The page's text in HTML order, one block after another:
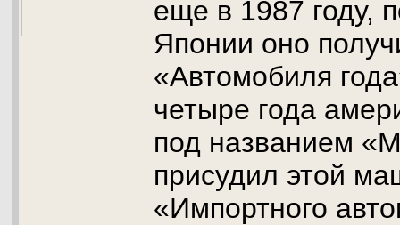
еще в 1987 году,
Японии оно
«Автомобиля
четыре года
под названием
присудил этой
«Импортного